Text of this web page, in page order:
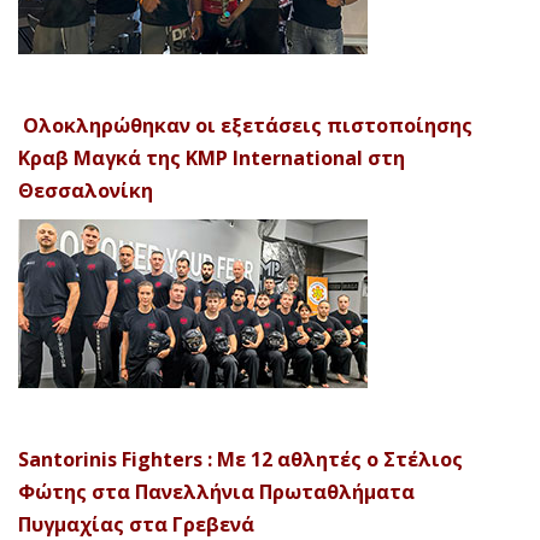
Ολοκληρώθηκαν οι εξετάσεις πιστοποίησης
Κραβ Μαγκά της KMP International στη
Θεσσαλονίκη
Santorinis Fighters : Με 12 αθλητές ο Στέλιος
Φώτης στα Πανελλήνια Πρωταθλήματα
Πυγμαχίας στα Γρεβενά